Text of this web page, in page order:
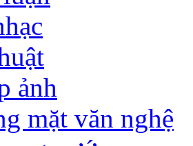
ảnh
mặt văn nghệ